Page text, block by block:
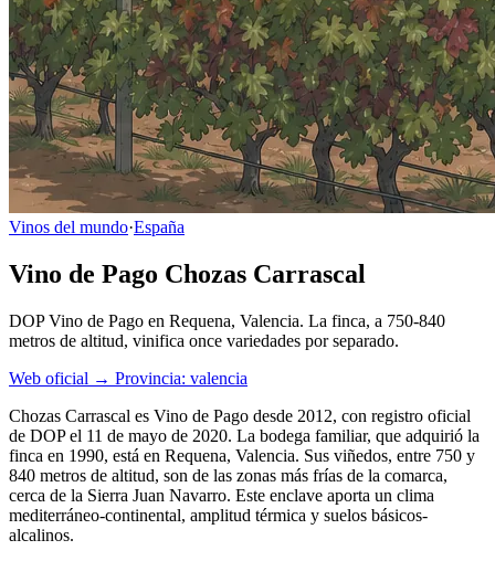
Vinos del mundo·España
Vino de Pago Chozas Carrascal
DOP Vino de Pago en Requena, Valencia. La finca, a 750-840
metros de altitud, vinifica once variedades por separado.
Web oficial → Provincia: valencia
Chozas Carrascal es Vino de Pago desde 2012, con registro oficial
de DOP el 11 de mayo de 2020. La bodega familiar, que adquirió la
finca en 1990, está en Requena, Valencia. Sus viñedos, entre 750 y
840 metros de altitud, son de las zonas más frías de la comarca,
cerca de la Sierra Juan Navarro. Este enclave aporta un clima
mediterráneo-continental, amplitud térmica y suelos básicos-
alcalinos.